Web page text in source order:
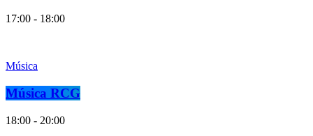
17:00 - 18:00
Música
Música RCG
18:00 - 20:00